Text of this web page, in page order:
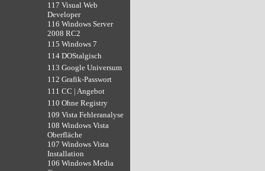
117 Visual Web
Developer
116 Windows Server
2008 RC2
115 Windows 7
114 DOStalgisch
113 Google Universum
112 Grafik-Passwort
111 CC | Angebot
110 Ohne Registry
109 Vista Fehleranalyse
108 Windows Vista
Oberfläche
107 Windows Vista
Installation
106 Windows Media